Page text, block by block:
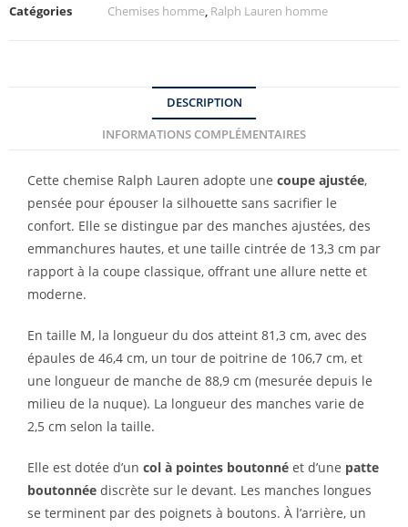
Catégories
Chemises homme, Ralph Lauren homme
DESCRIPTION
INFORMATIONS COMPLÉMENTAIRES
Cette chemise Ralph Lauren adopte une coupe ajustée,
pensée pour épouser la silhouette sans sacrifier le
confort. Elle se distingue par des manches ajustées, des
emmanchures hautes, et une taille cintrée de 13,3 cm par
rapport à la coupe classique, offrant une allure nette et
moderne.
En taille M, la longueur du dos atteint 81,3 cm, avec des
épaules de 46,4 cm, un tour de poitrine de 106,7 cm, et
une longueur de manche de 88,9 cm (mesurée depuis le
milieu de la nuque). La longueur des manches varie de
2,5 cm selon la taille.
Elle est dotée d’un col à pointes boutonné et d’une patte
boutonnée discrète sur le devant. Les manches longues
se terminent par des poignets à boutons. À l’arrière, un